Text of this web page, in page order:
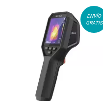
ENVÍO
GRATIS